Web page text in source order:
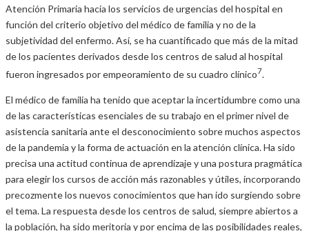
Atención Primaria hacia los servicios de urgencias del hospital en
función del criterio objetivo del médico de familia y no de la
subjetividad del enfermo. Así, se ha cuantificado que más de la mitad
de los pacientes derivados desde los centros de salud al hospital
fueron ingresados por empeoramiento de su cuadro clínico7.
El médico de familia ha tenido que aceptar la incertidumbre como una
de las características esenciales de su trabajo en el primer nivel de
asistencia sanitaria ante el desconocimiento sobre muchos aspectos
de la pandemia y la forma de actuación en la atención clínica. Ha sido
precisa una actitud continua de aprendizaje y una postura pragmática
para elegir los cursos de acción más razonables y útiles, incorporando
precozmente los nuevos conocimientos que han ido surgiendo sobre
el tema. La respuesta desde los centros de salud, siempre abiertos a
la población, ha sido meritoria y por encima de las posibilidades reales,